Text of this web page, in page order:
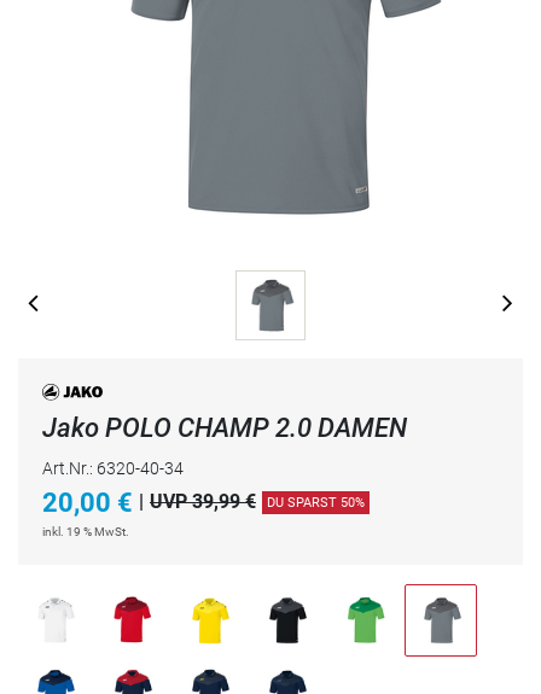
Jako POLO CHAMP 2.0 DAMEN
Art.Nr.: 6320-40-34
20,00 € UVP 39,99 € DU SPARST 50%
inkl. 19 % MwSt.